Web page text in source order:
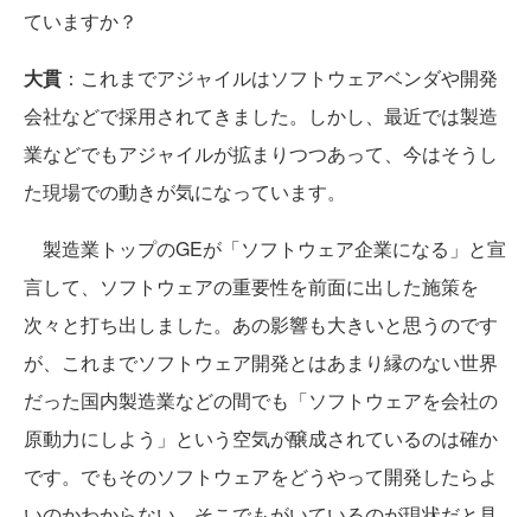
ていますか？
大貫 ：これまでアジャイルはソフトウェアベンダや開発
会社などで採用されてきました。しかし、最近では製造
業などでもアジャイルが拡まりつつあって、今はそうし
た現場での動きが気になっています。
製造業トップのGEが「ソフトウェア企業になる」と宣
言して、ソフトウェアの重要性を前面に出した施策を
次々と打ち出しました。あの影響も大きいと思うのです
が、これまでソフトウェア開発とはあまり縁のない世界
だった国内製造業などの間でも「ソフトウェアを会社の
原動力にしよう」という空気が醸成されているのは確か
です。でもそのソフトウェアをどうやって開発したらよ